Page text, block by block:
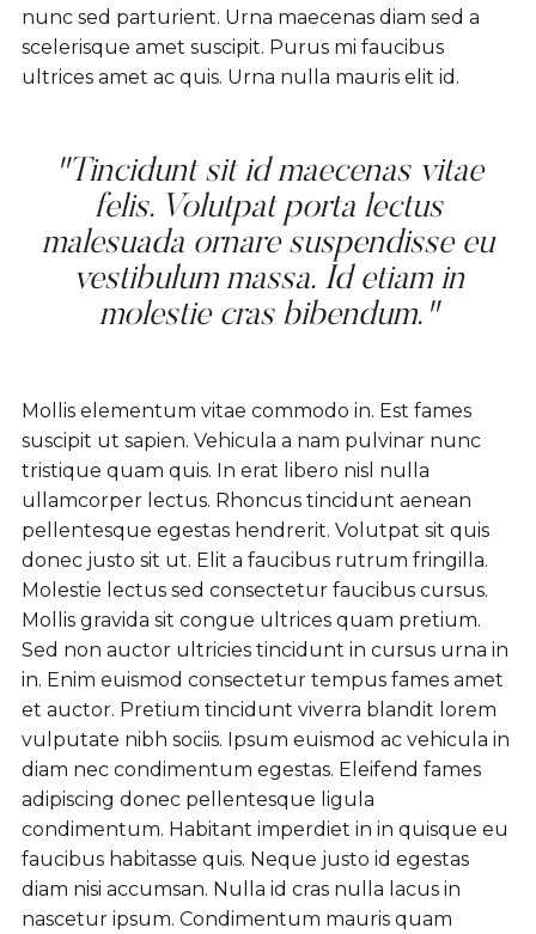
nunc sed parturient. Urna maecenas diam sed a
scelerisque amet suscipit. Purus mi faucibus
ultrices amet ac quis. Urna nulla mauris elit id.
"Tincidunt sit id maecenas vitae
felis. Volutpat porta lectus
malesuada ornare suspendisse eu
vestibulum massa. Id etiam in
molestie cras bibendum."
Mollis elementum vitae commodo in. Est fames
suscipit ut sapien. Vehicula a nam pulvinar nunc
tristique quam quis. In erat libero nisl nulla
ullamcorper lectus. Rhoncus tincidunt aenean
pellentesque egestas hendrerit. Volutpat sit quis
donec justo sit ut. Elit a faucibus rutrum fringilla.
Molestie lectus sed consectetur faucibus cursus.
Mollis gravida sit congue ultrices quam pretium.
Sed non auctor ultricies tincidunt in cursus urna in
in. Enim euismod consectetur tempus fames amet
et auctor. Pretium tincidunt viverra blandit lorem
vulputate nibh sociis. Ipsum euismod ac vehicula in
diam nec condimentum egestas. Eleifend fames
adipiscing donec pellentesque ligula
condimentum. Habitant imperdiet in in quisque eu
faucibus habitasse quis. Neque justo id egestas
diam nisi accumsan. Nulla id cras nulla lacus in
nascetur ipsum. Condimentum mauris quam